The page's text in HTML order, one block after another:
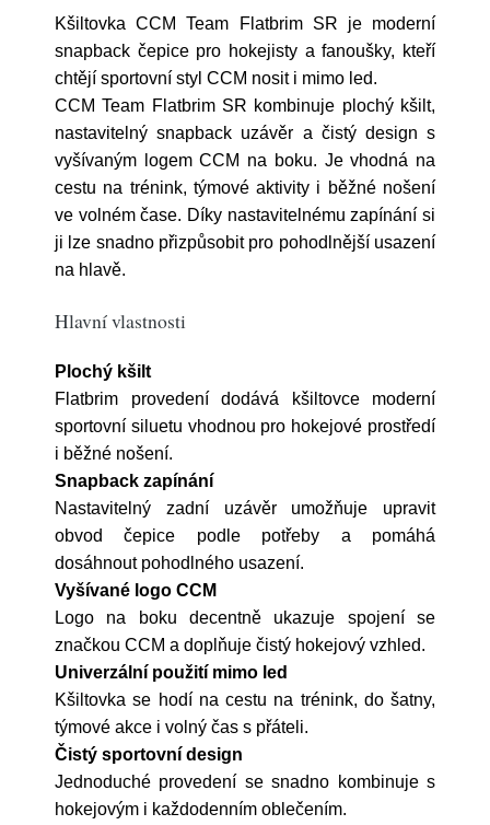
Kšiltovka CCM Team Flatbrim SR je moderní
snapback čepice pro hokejisty a fanoušky, kteří
chtějí sportovní styl CCM nosit i mimo led.
CCM Team Flatbrim SR kombinuje plochý kšilt,
nastavitelný snapback uzávěr a čistý design s
vyšívaným logem CCM na boku. Je vhodná na
cestu na trénink, týmové aktivity i běžné nošení
ve volném čase. Díky nastavitelnému zapínání si
ji lze snadno přizpůsobit pro pohodlnější usazení
na hlavě.
Hlavní vlastnosti
Plochý kšilt
Flatbrim provedení dodává kšiltovce moderní
sportovní siluetu vhodnou pro hokejové prostředí
i běžné nošení.
Snapback zapínání
Nastavitelný zadní uzávěr umožňuje upravit
obvod čepice podle potřeby a pomáhá
dosáhnout pohodlného usazení.
Vyšívané logo CCM
Logo na boku decentně ukazuje spojení se
značkou CCM a doplňuje čistý hokejový vzhled.
Univerzální použití mimo led
Kšiltovka se hodí na cestu na trénink, do šatny,
týmové akce i volný čas s přáteli.
Čistý sportovní design
Jednoduché provedení se snadno kombinuje s
hokejovým i každodenním oblečením.